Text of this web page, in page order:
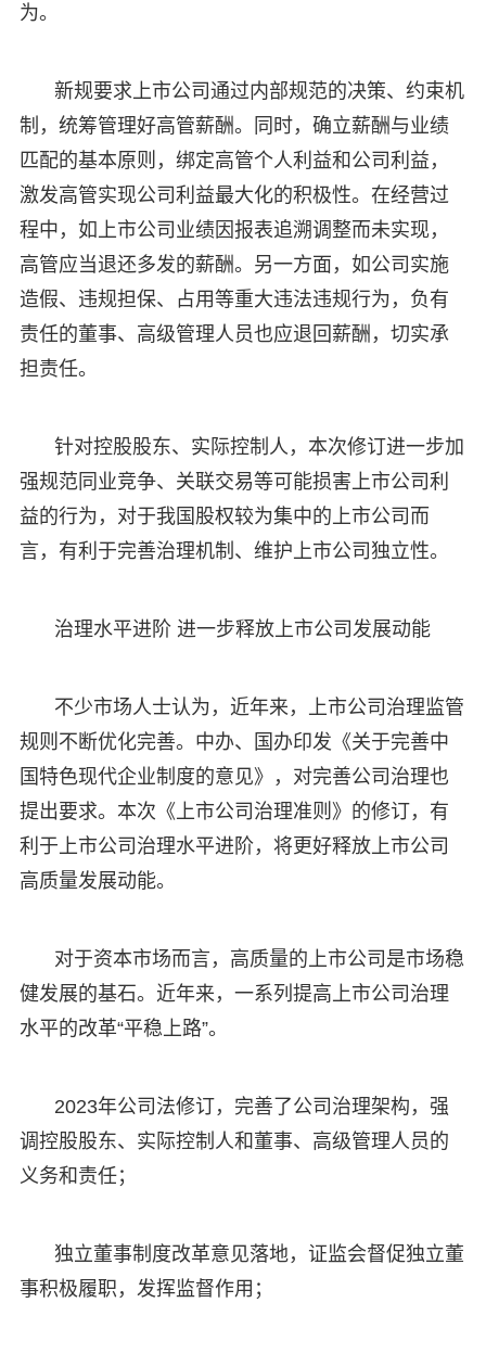
为。
新规要求上市公司通过内部规范的决策、约束机
制，统筹管理好高管薪酬。同时，确立薪酬与业绩
匹配的基本原则，绑定高管个人利益和公司利益，
激发高管实现公司利益最大化的积极性。在经营过
程中，如上市公司业绩因报表追溯调整而未实现，
高管应当退还多发的薪酬。另一方面，如公司实施
造假、违规担保、占用等重大违法违规行为，负有
责任的董事、高级管理人员也应退回薪酬，切实承
担责任。
针对控股股东、实际控制人，本次修订进一步加
强规范同业竞争、关联交易等可能损害上市公司利
益的行为，对于我国股权较为集中的上市公司而
言，有利于完善治理机制、维护上市公司独立性。
治理水平进阶 进一步释放上市公司发展动能
不少市场人士认为，近年来，上市公司治理监管
规则不断优化完善。中办、国办印发《关于完善中
国特色现代企业制度的意见》，对完善公司治理也
提出要求。本次《上市公司治理准则》的修订，有
利于上市公司治理水平进阶，将更好释放上市公司
高质量发展动能。
对于资本市场而言，高质量的上市公司是市场稳
健发展的基石。近年来，一系列提高上市公司治理
水平的改革“平稳上路”。
2023年公司法修订，完善了公司治理架构，强
调控股股东、实际控制人和董事、高级管理人员的
义务和责任；
独立董事制度改革意见落地，证监会督促独立董
事积极履职，发挥监督作用；